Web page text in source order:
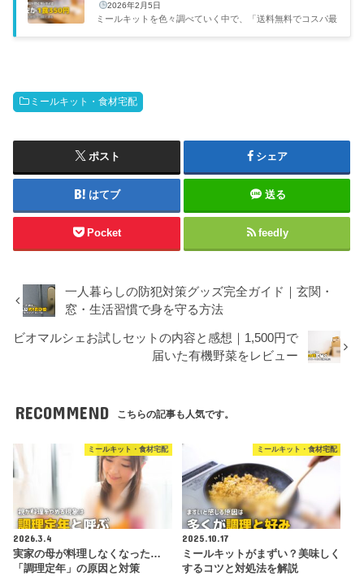
2026年2月5日
ミールキットを色々調べていく中で、「送料無料でコスパ最
イ公式サイトヨシケイってコースが多いみたいだけど、どれ
を選べばいいの？コースジャンル調理時間おすすめな人カッ
ランスミール健...
ミールキット・食材宅配
ポスト シェア
はてブ 送る
Pocket feedly
一人暮らしの防犯対策グッズ完全ガイド｜玄関・
窓・生活習慣で身を守る方法
ビオマルシェお試しセットの内容と感想｜1,500円で
届いた有機野菜をレビュー
RECOMMEND こちらの記事も人気です。
ミールキット・食材宅配
2026.3.4
実家の母が料理しなくなった…
「調理定年」の原因と対策
ミールキット・食材宅配
2025.10.17
ミールキットがまずい？美味しく
するコツと対処法を解説